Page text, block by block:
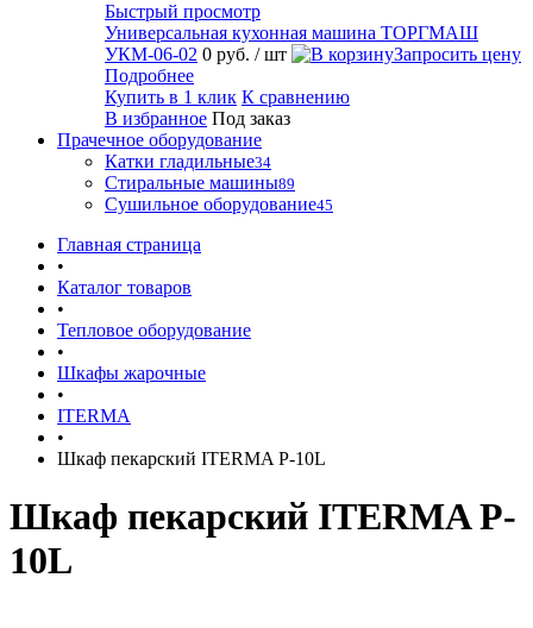
Быстрый просмотр
Универсальная кухонная машина ТОРГМАШ
УКМ-06-02 0 руб. / шт
Запросить цену
Подробнее
Купить в 1 клик К сравнению
В избранное Под заказ
Прачечное оборудование
Катки гладильные34
Стиральные машины89
Сушильное оборудование45
Главная страница
•
Каталог товаров
•
Тепловое оборудование
•
Шкафы жарочные
•
ITERMA
•
Шкаф пекарский ITERMA P-10L
Шкаф пекарский ITERMA P-
10L